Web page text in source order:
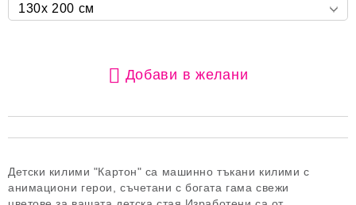
Детски килими "Картон" са машинно тъкани килими с
анимациони герои, съчетани с богата гама свежи
Добави в желани